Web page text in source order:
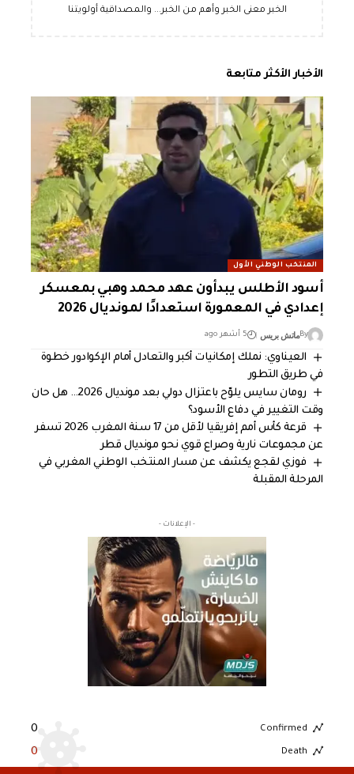
الخبر معنى الخبر وأهم من الخبر... والمصداقية أولويتنا
الأخبار الأكثر متابعة
المنتخب الوطني الأول
أسود الأطلس يبدأون عهد محمد وهبي بمعسكر
إعدادي في المعمورة استعدادًا لمونديال 2026
Byماتش بريس 5 أشهر ago
العيناوي: نملك إمكانيات أكبر والتعادل أمام الإكوادور خطوة
في طريق التطور
رومان سايس يلوّح باعتزال دولي بعد مونديال 2026… هل حان
وقت التغيير في دفاع الأسود؟
قرعة كأس أمم إفريقيا لأقل من 17 سنة المغرب 2026 تسفر
عن مجموعات نارية وصراع قوي نحو مونديال قطر
فوزي لقجع يكشف عن مسار المنتخب الوطني المغربي في
المرحلة المقبلة
- الإعلانات -
Confirmed
0
Death
0